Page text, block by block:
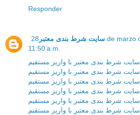
Responder
سایت شرط بندی معتبر 28 de marzo de 2021 a las
11:50 a.m.
سایت شرط بندی معتبر با واریز مستقیم
سایت شرط بندی معتبر با واریز مستقیم
سایت شرط بندی معتبر با واریز مستقیم
سایت شرط بندی معتبر با واریز مستقیم
سایت شرط بندی معتبر با واریز مستقیم
سایت شرط بندی معتبر با واریز مستقیم